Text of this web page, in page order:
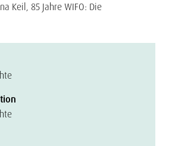
Keil, 85 Jahre WIFO: Die